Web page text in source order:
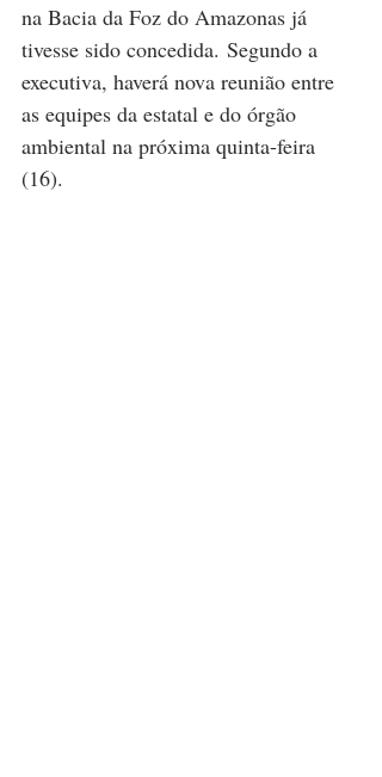
na Bacia da Foz do Amazonas já
tivesse sido concedida. Segundo a
executiva, haverá nova reunião entre
as equipes da estatal e do órgão
ambiental na próxima quinta-feira
(16).